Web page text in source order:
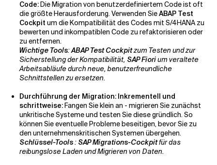
Code:Die Migration von benutzerdefiniertem Code ist oft
die größte Herausforderung. Verwenden SieABAP Test
Cockpit um die Kompatibilität des Codes mit S/4HANA zu
bewerten und inkompatiblen Code zu refaktorisieren oder
zu entfernen.
Wichtige Tools:ABAP Test Cockpitzum Testen und zur
Sicherstellung der Kompatibilität, SAP Fiorium veraltete
Arbeitsabläufe durch neue, benutzerfreundliche
Schnittstellen zu ersetzen.
Durchführung der Migration: Inkrementell und
schrittweise:Fangen Sie klein an - migrieren Sie zunächst
unkritische Systeme und testen Sie diese gründlich. So
können Sie eventuelle Probleme beseitigen, bevor Sie zu
den unternehmenskritischen Systemen übergehen.
Schlüssel-Tools: SAP Migrations-Cockpitfür das
reibungslose Laden und Migrieren von Daten.